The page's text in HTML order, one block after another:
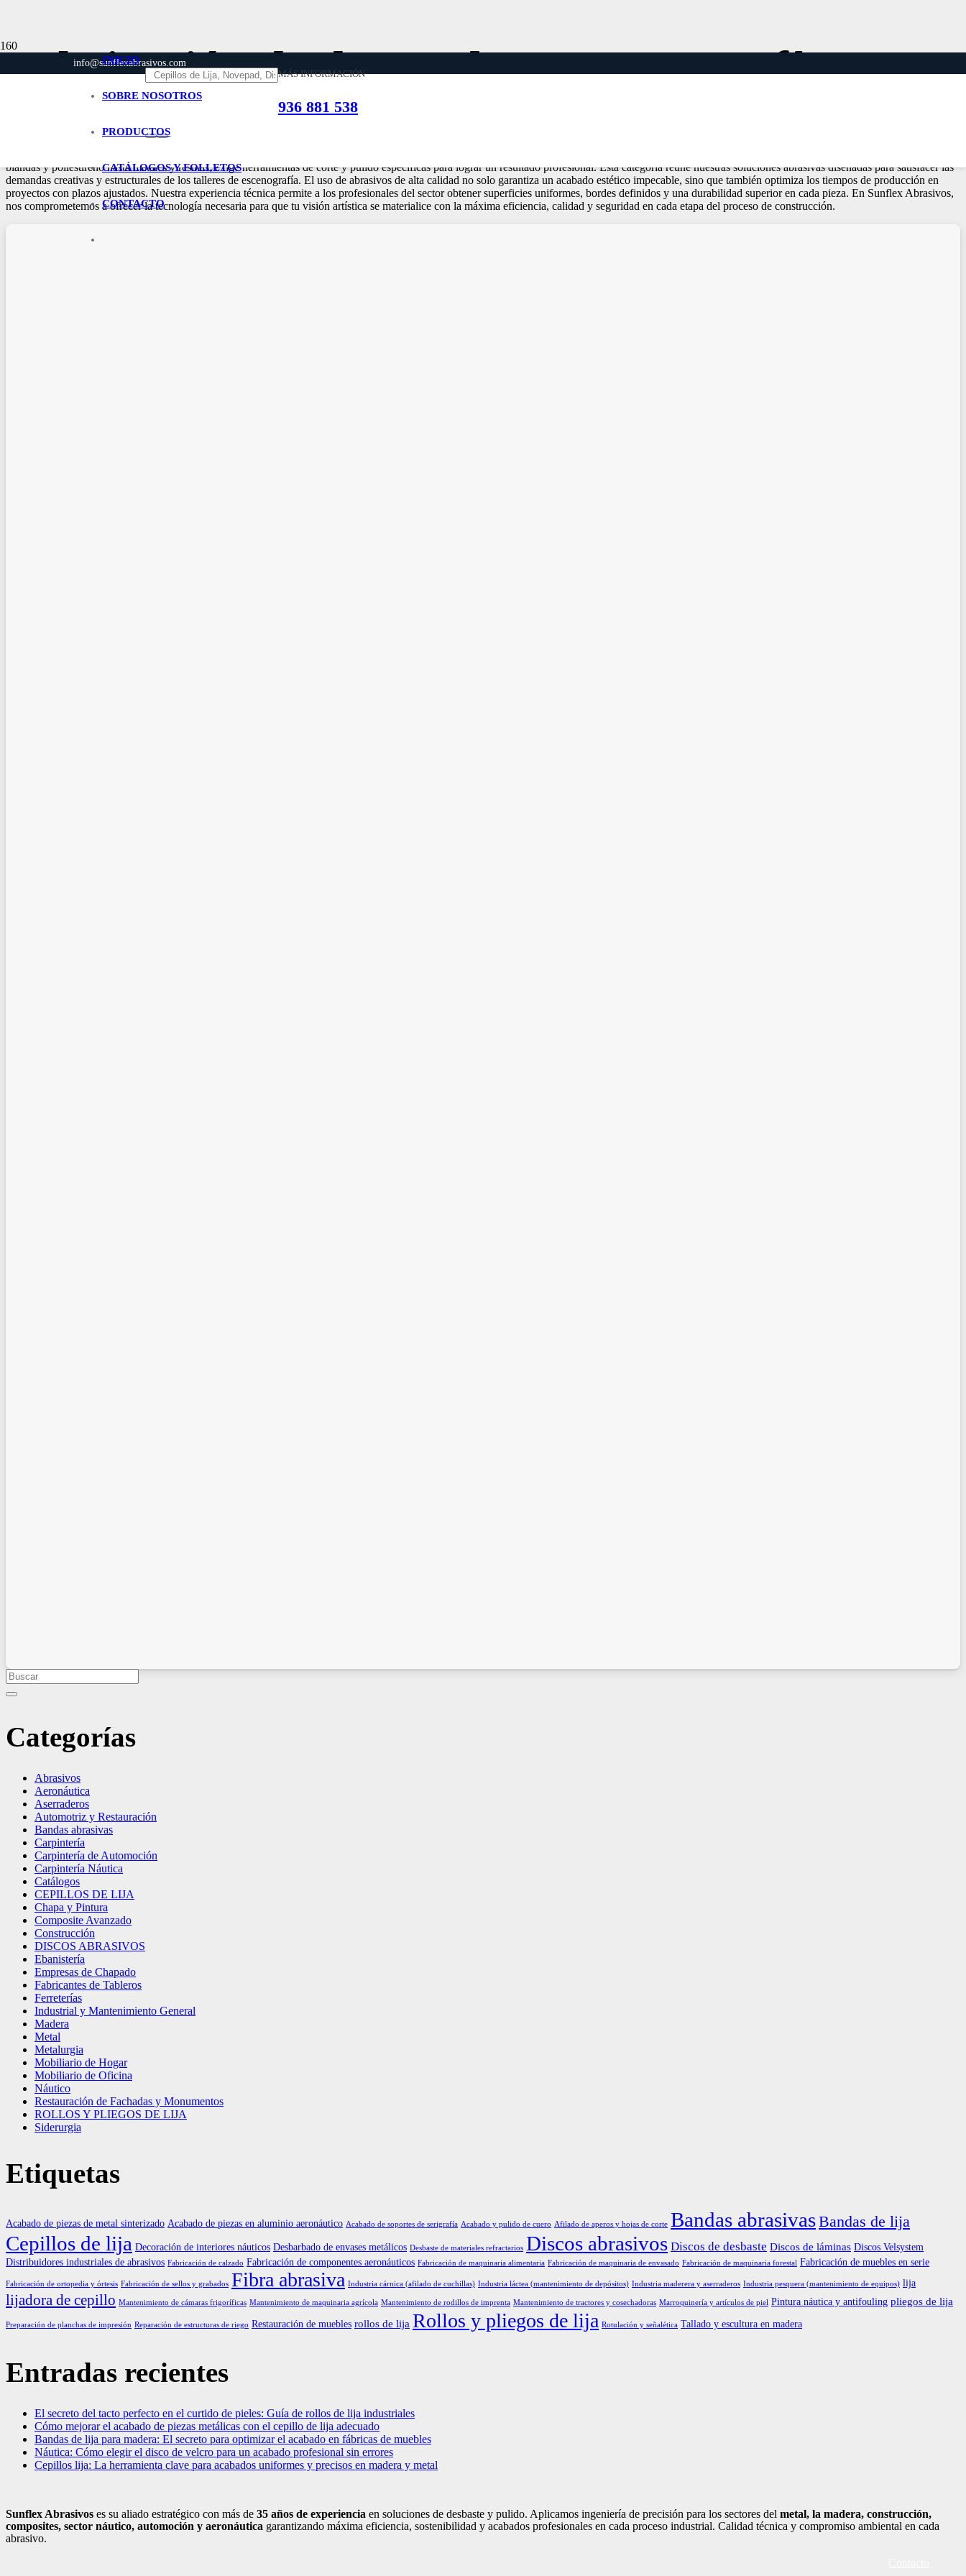
info@sunflexabrasivos.com
MÁS INFORMACIÓN
936 881 538
INICIO
SOBRE NOSOTROS
PRODUCTOS
CATÁLOGOS Y FOLLETOS
CONTACTO
Fabricación de decorados y escenografía
Fabricación de decorados y escenografía
blandas y poliestireno hasta metales y resinas, exige herramientas de corte y pulido específicas para lograr un resultado profesional. Esta categoría reúne nuestras soluciones abrasivas diseñadas para satisfacer las
demandas creativas y estructurales de los talleres de escenografía. El uso de abrasivos de alta calidad no solo garantiza un acabado estético impecable, sino que también optimiza los tiempos de producción en
proyectos con plazos ajustados. Nuestra experiencia técnica permite a los profesionales del sector obtener superficies uniformes, bordes definidos y una durabilidad superior en cada pieza. En Sunflex Abrasivos,
nos comprometemos a ofrecer la tecnología necesaria para que tu visión artística se materialice con la máxima eficiencia, calidad y seguridad en cada etapa del proceso de construcción.
Categorías
Abrasivos
Aeronáutica
Aserraderos
Automotriz y Restauración
Bandas abrasivas
Carpintería
Carpintería de Automoción
Carpintería Náutica
Catálogos
CEPILLOS DE LIJA
Chapa y Pintura
Composite Avanzado
Construcción
DISCOS ABRASIVOS
Ebanistería
Empresas de Chapado
Fabricantes de Tableros
Ferreterías
Industrial y Mantenimiento General
Madera
Metal
Metalurgia
Mobiliario de Hogar
Mobiliario de Oficina
Náutico
Restauración de Fachadas y Monumentos
ROLLOS Y PLIEGOS DE LIJA
Siderurgia
Etiquetas
Acabado de piezas de metal sinterizado Acabado de piezas en aluminio aeronáutico Acabado de soportes de serigrafía Acabado y pulido de cuero Afilado de aperos y hojas de corte Bandas abrasivasBandas de lija
Cepillos de lija Decoración de interiores náuticos Desbarbado de envases metálicos Desbaste de materiales refractarios Discos abrasivos Discos de desbaste Discos de láminas Discos Velsystem
Distribuidores industriales de abrasivos Fabricación de calzado Fabricación de componentes aeronáuticos Fabricación de maquinaria alimentaria Fabricación de maquinaria de envasado Fabricación de maquinaria forestal Fabricación de muebles en serie
Fabricación de ortopedia y órtesis Fabricación de sellos y grabados Fibra abrasiva Industria cárnica (afilado de cuchillas) Industria láctea (mantenimiento de depósitos) Industria maderera y aserraderos Industria pesquera (mantenimiento de equipos) lija
lijadora de cepillo Mantenimiento de cámaras frigoríficas Mantenimiento de maquinaria agrícola Mantenimiento de rodillos de imprenta Mantenimiento de tractores y cosechadoras Marroquinería y artículos de piel Pintura náutica y antifouling pliegos de lija
Preparación de planchas de impresión Reparación de estructuras de riego Restauración de muebles rollos de lija Rollos y pliegos de lija Rotulación y señalética Tallado y escultura en madera
Entradas recientes
El secreto del tacto perfecto en el curtido de pieles: Guía de rollos de lija industriales
Cómo mejorar el acabado de piezas metálicas con el cepillo de lija adecuado
Bandas de lija para madera: El secreto para optimizar el acabado en fábricas de muebles
Náutica: Cómo elegir el disco de velcro para un acabado profesional sin errores
Cepillos lija: La herramienta clave para acabados uniformes y precisos en madera y metal
Sunflex Abrasivos es su aliado estratégico con más de 35 años de experiencia en soluciones de desbaste y pulido. Aplicamos ingeniería de precisión para los sectores del metal, la madera, construcción,
composites, sector náutico, automoción y aeronáutica garantizando máxima eficiencia, sostenibilidad y acabados profesionales en cada proceso industrial. Calidad técnica y compromiso ambiental en cada
abrasivo.